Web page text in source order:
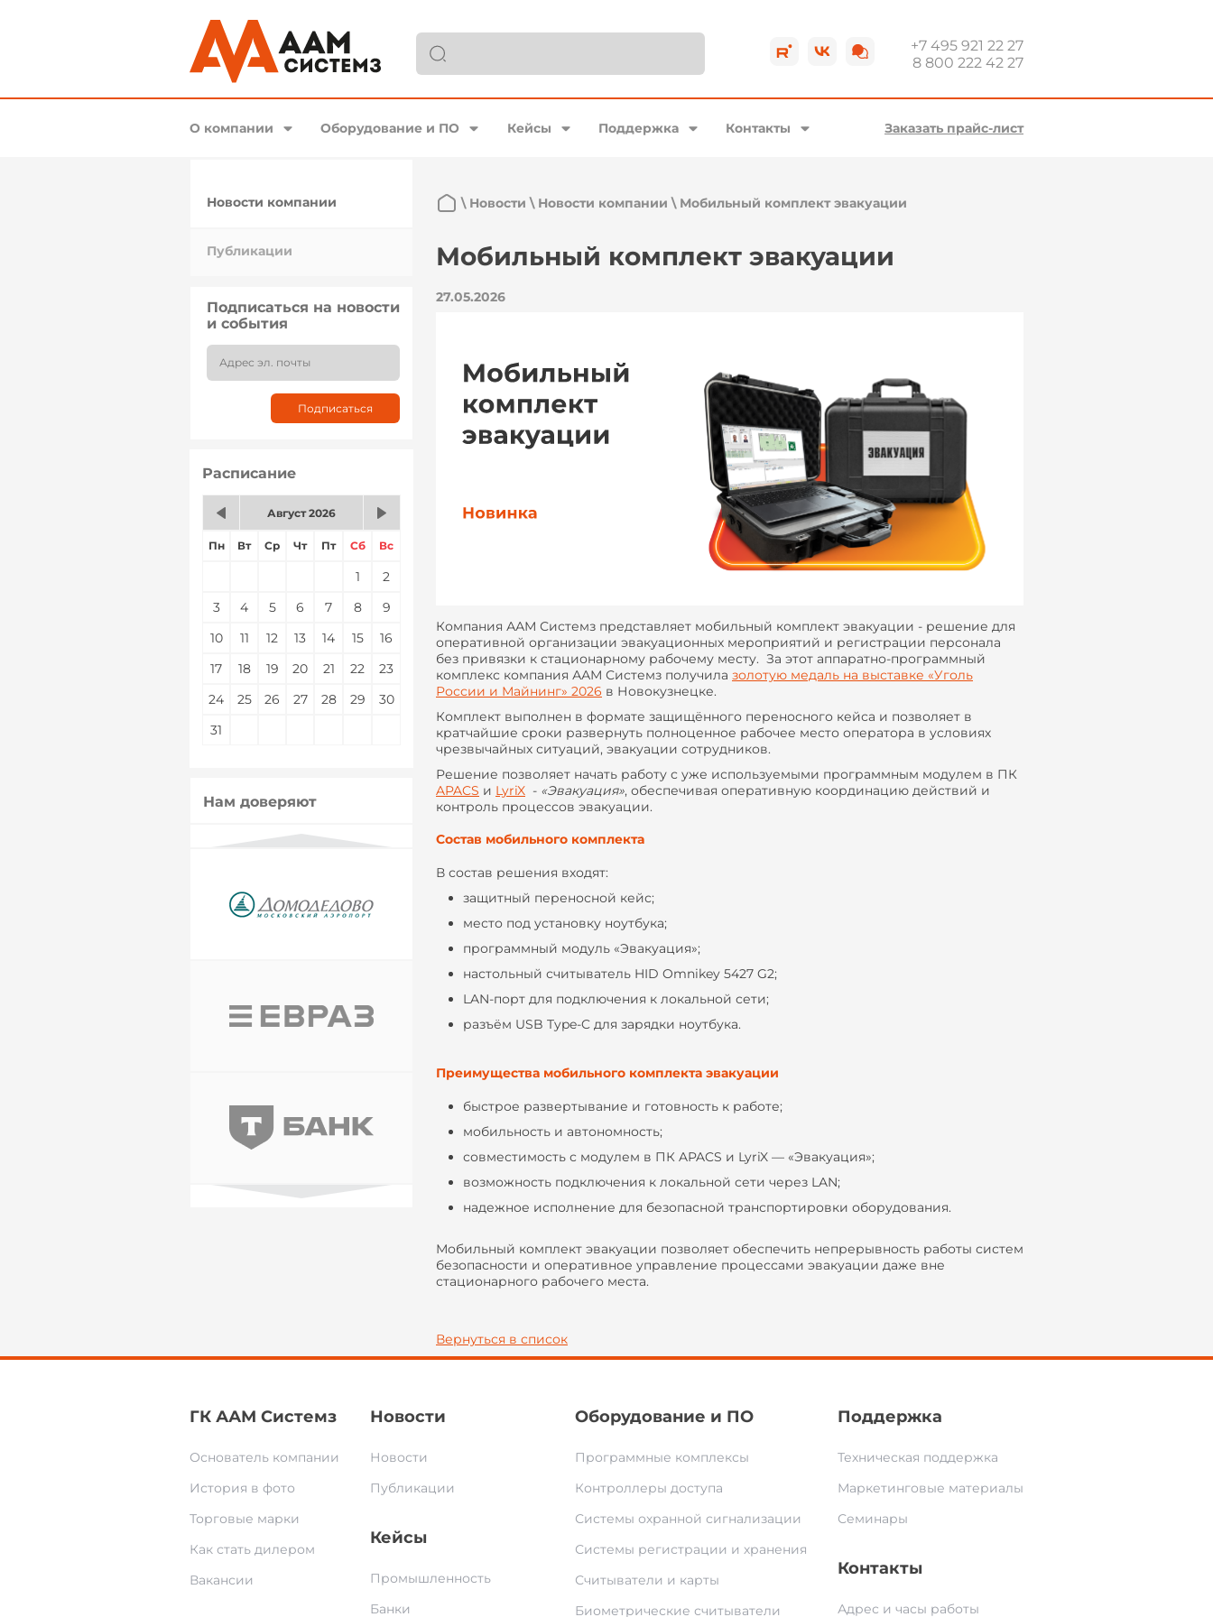
+7 495 921 22 27
8 800 222 42 27
О компании Оборудование и ПО Кейсы Поддержка Контакты Заказать прайс-лист
Новости компании
Публикации
Подписаться на новости
и события
Расписание
Август 2026
Пн Вт Ср Чт Пт Сб Вс
1
2
3
4 5 6 7 8
9
10
11 12 13 14 15
16
17
18 19 20 21 22
23
24
25 26 27 28 29
30
31
Нам доверяют
\ Новости \ Новости компании \ Мобильный комплект эвакуации
Мобильный комплект эвакуации
27.05.2026
Компания ААМ Системз представляет мобильный комплект эвакуации - решение для
оперативной организации эвакуационных мероприятий и регистрации персонала
без привязки к стационарному рабочему месту. За этот аппаратно-программный
комплекс компания ААМ Системз получила золотую медаль на выставке «Уголь
России и Майнинг» 2026 в Новокузнецке.
Комплект выполнен в формате защищённого переносного кейса и позволяет в
кратчайшие сроки развернуть полноценное рабочее место оператора в условиях
чрезвычайных ситуаций, эвакуации сотрудников.
Решение позволяет начать работу с уже используемыми программным модулем в ПК
APACS и LyriX - «Эвакуация», обеспечивая оперативную координацию действий и
контроль процессов эвакуации.
Состав мобильного комплекта
В состав решения входят:
защитный переносной кейс;
место под установку ноутбука;
программный модуль «Эвакуация»;
настольный считыватель HID Omnikey 5427 G2;
LAN-порт для подключения к локальной сети;
разъём USB Type-C для зарядки ноутбука.
Преимущества мобильного комплекта эвакуации
быстрое развертывание и готовность к работе;
мобильность и автономность;
совместимость с модулем в ПК APACS и LyriX — «Эвакуация»;
возможность подключения к локальной сети через LAN;
надежное исполнение для безопасной транспортировки оборудования.
Мобильный комплект эвакуации позволяет обеспечить непрерывность работы систем
безопасности и оперативное управление процессами эвакуации даже вне
стационарного рабочего места.
Вернуться в список
ГК ААМ Системз
Основатель компании
История в фото
Торговые марки
Как стать дилером
Вакансии
Новости
Новости
Публикации
Кейсы
Промышленность
Банки
Оборудование и ПО
Программные комплексы
Контроллеры доступа
Системы охранной сигнализации
Системы регистрации и хранения
Считыватели и карты
Биометрические считыватели
Поддержка
Техническая поддержка
Маркетинговые материалы
Семинары
Контакты
Адрес и часы работы